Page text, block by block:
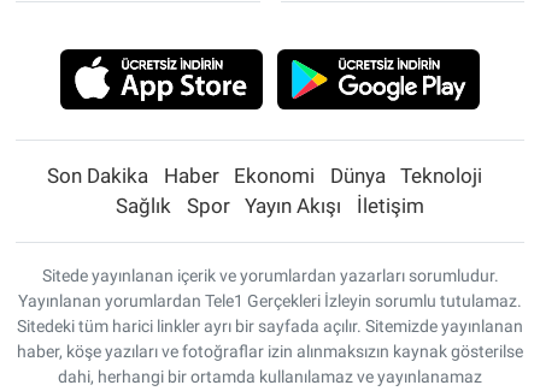
Son Dakika Haber Ekonomi Dünya
Teknoloji
Sağlık
Spor Yayın Akışı İletişim
Sitede yayınlanan içerik ve yorumlardan yazarları sorumludur.
Yayınlanan yorumlardan Tele1 Gerçekleri İzleyin sorumlu tutulamaz.
Sitedeki tüm harici linkler ayrı bir sayfada açılır. Sitemizde yayınlanan
haber, köşe yazıları ve fotoğraflar izin alınmaksızın kaynak gösterilse
dahi, herhangi bir ortamda kullanılamaz ve yayınlanamaz